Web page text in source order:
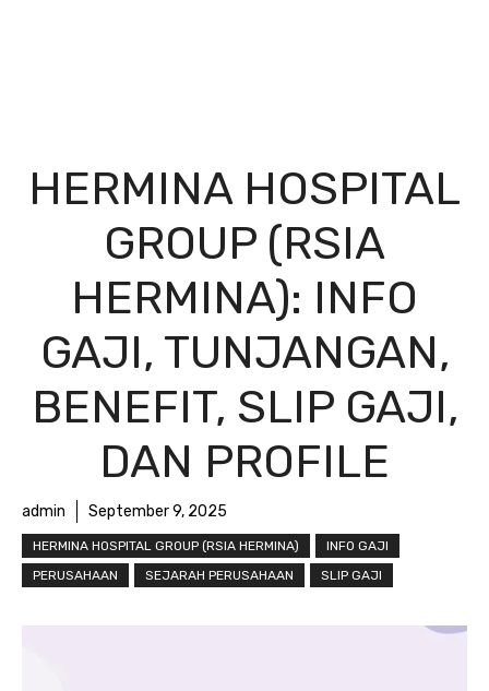
HERMINA HOSPITAL
GROUP (RSIA
HERMINA): INFO
GAJI, TUNJANGAN,
BENEFIT, SLIP GAJI,
DAN PROFILE
admin September 9, 2025
HERMINA HOSPITAL GROUP (RSIA HERMINA)
INFO GAJI
PERUSAHAAN
SEJARAH PERUSAHAAN SLIP GAJI